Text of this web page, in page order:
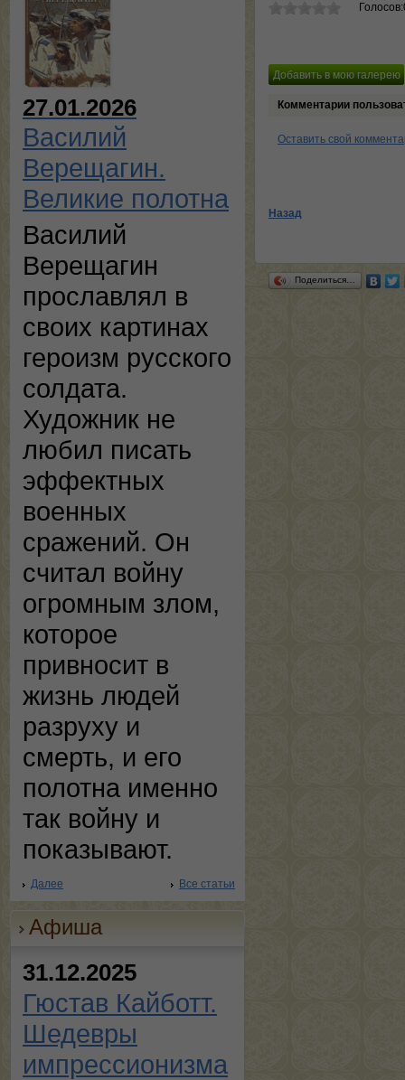
27.01.2026
Василий
Верещагин.
Великие полотна
Василий
Верещагин
прославлял в
своих картинах
героизм русского
солдата.
Художник не
любил писать
эффектных
военных
сражений. Он
считал войну
огромным злом,
которое
привносит в
жизнь людей
разруху и
смерть, и его
полотна именно
так войну и
показывают.
Далее Все статьи
Афиша
31.12.2025
Гюстав Кайботт.
Шедевры
импрессионизма
Комментарии
Оставить свой
Назад
Поделиться…